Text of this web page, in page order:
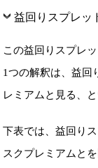
益回りスプレッ
この益回りスプレ
1つの解釈は、益回
レミアムと見る、
下表では、益回り
スクプレミアムとを